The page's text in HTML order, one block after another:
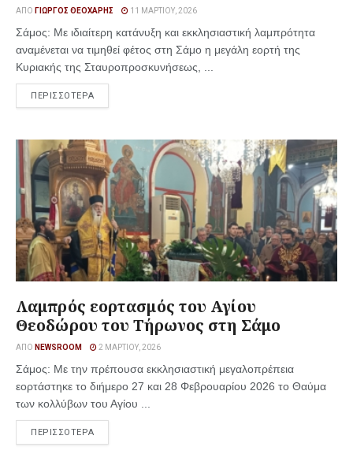
ΑΠΌ ΓΙΏΡΓΟΣ ΘΕΟΧΆΡΗΣ 11 ΜΑΡΤΊΟΥ, 2026
Σάμος: Με ιδιαίτερη κατάνυξη και εκκλησιαστική λαμπρότητα
αναμένεται να τιμηθεί φέτος στη Σάμο η μεγάλη εορτή της
Κυριακής της Σταυροπροσκυνήσεως, ...
ΠΕΡΙΣΣΟΤΕΡΑ
Λαμπρός εορτασμός του Αγίου
Θεοδώρου του Τήρωνος στη Σάμο
ΑΠΌ NEWSROOM 2 ΜΑΡΤΊΟΥ, 2026
Σάμος: Με την πρέπουσα εκκλησιαστική μεγαλοπρέπεια
εορτάστηκε το διήμερο 27 και 28 Φεβρουαρίου 2026 το Θαύμα
των κολλύβων του Αγίου ...
ΠΕΡΙΣΣΟΤΕΡΑ